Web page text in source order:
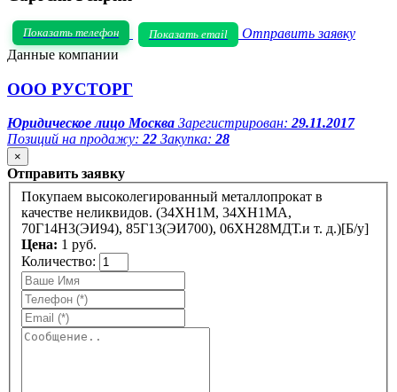
Показать телефон Показать email
Отправить заявку
Данные компании
ООО РУСТОРГ
Юридическое лицо Москва Зарегистрирован: 29.11.2017
Позиций на продажу: 22 Закупка: 28
×
Отправить заявку
Покупаем высоколегированный металлопрокат в
качестве неликвидов. (34ХН1М, 34ХН1МА,
70Г14Н3(ЭИ94), 85Г13(ЭИ700), 06ХН28МДТ.и т. д.)[Б/у]
Цена: 1 руб.
Количество: